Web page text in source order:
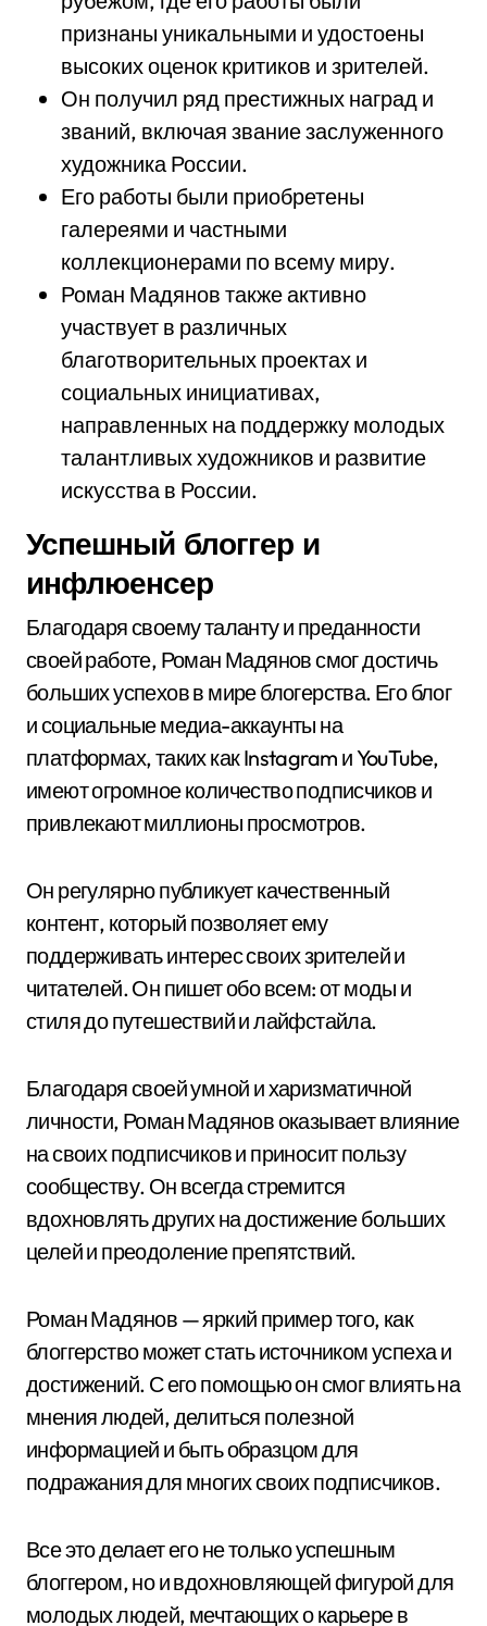
признаны уникальными и удостоены
высоких оценок критиков и зрителей.
Он получил ряд престижных наград и
званий, включая звание заслуженного
художника России.
Его работы были приобретены
галереями и частными
коллекционерами по всему миру.
Роман Мадянов также активно
участвует в различных
благотворительных проектах и
социальных инициативах,
направленных на поддержку молодых
талантливых художников и развитие
искусства в России.
Успешный блоггер и
инфлюенсер
Благодаря своему таланту и преданности
своей работе, Роман Мадянов смог достичь
больших успехов в мире блогерства. Его блог
и социальные медиа-аккаунты на
платформах, таких как Instagram и YouTube,
имеют огромное количество подписчиков и
привлекают миллионы просмотров.
Он регулярно публикует качественный
контент, который позволяет ему
поддерживать интерес своих зрителей и
читателей. Он пишет обо всем: от моды и
стиля до путешествий и лайфстайла.
Благодаря своей умной и харизматичной
личности, Роман Мадянов оказывает влияние
на своих подписчиков и приносит пользу
сообществу. Он всегда стремится
вдохновлять других на достижение больших
целей и преодоление препятствий.
Роман Мадянов — яркий пример того, как
блоггерство может стать источником успеха и
достижений. С его помощью он смог влиять на
мнения людей, делиться полезной
информацией и быть образцом для
подражания для многих своих подписчиков.
Все это делает его не только успешным
блоггером, но и вдохновляющей фигурой для
молодых людей, мечтающих о карьере в